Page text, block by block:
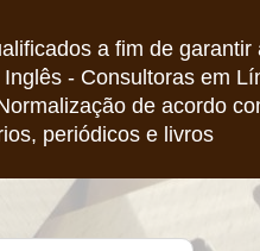
a fim de
- Consultoras em
de acordo
periódicos e livros